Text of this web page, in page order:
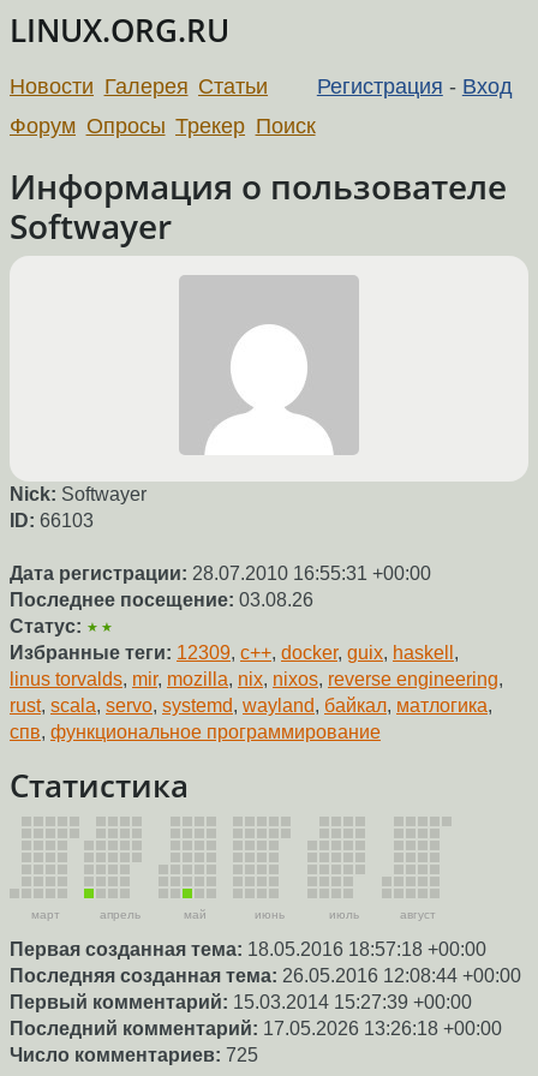
LINUX.ORG.RU
Регистрация - Вход
Новости Галерея Статьи
Форум Опросы Трекер Поиск
Информация о пользователе
Softwayer
Nick: Softwayer
ID: 66103
Дата регистрации: 28.07.2010 16:55:31 +00:00
Последнее посещение: 03.08.26
Статус: ★★
Избранные теги: 12309, c++, docker, guix, haskell ,
linus torvalds, mir, mozilla, nix, nixos, reverse engineering,
rust, scala, servo, systemd, wayland, байкал, матлогика,
спв, функциональное программирование
Статистика
март апрель май июнь июль август
Первая созданная тема: 18.05.2016 18:57:18 +00:00
Последняя созданная тема: 26.05.2016 12:08:44 +00:00
Первый комментарий: 15.03.2014 15:27:39 +00:00
Последний комментарий: 17.05.2026 13:26:18 +00:00
Число комментариев: 725